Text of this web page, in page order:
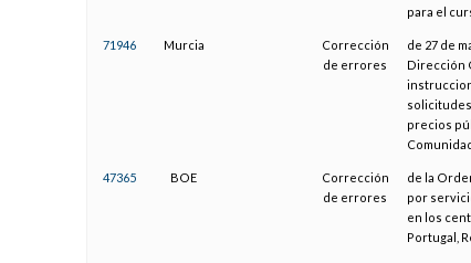
para el
71946 Murcia
Corrección
de errores
de 27 de
Dirección
precios
47365 BOE
Corrección
de errores
de la
por
en los
Portugal,